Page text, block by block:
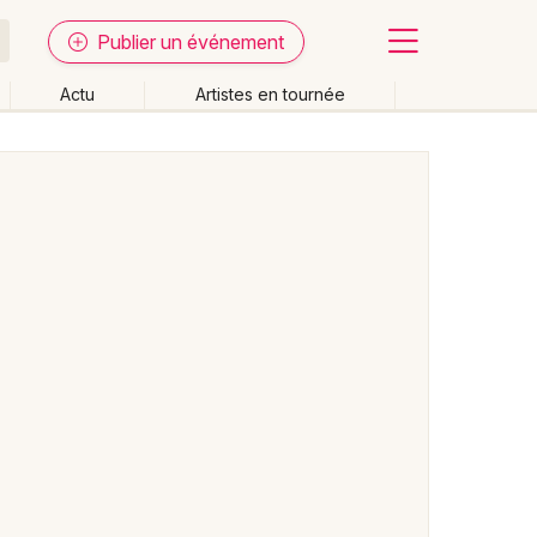
Publier un événement
Actu Artistes en tournée